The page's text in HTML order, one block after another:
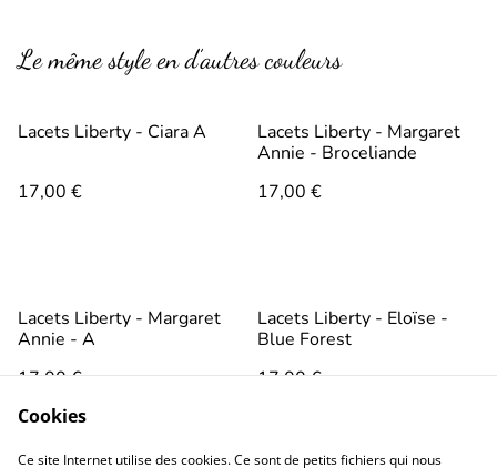
Le même style en d’autres couleurs
Lacets Liberty - Ciara A
17,00 €
Lacets Liberty - Margaret
Annie - Broceliande
17,00 €
Lacets Liberty - Margaret
Annie - A
17,00 €
Lacets Liberty - Eloïse -
Blue Forest
17,00 €
Cookies
Ce site Internet utilise des cookies. Ce sont de petits fichiers qui nous